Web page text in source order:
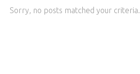
Sorry, no posts matched your criteria.